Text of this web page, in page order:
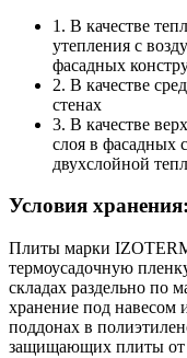
1. В качестве
утепления с
фасадных
2. В качестве
стенах
3. В качестве
слоя в фасадных
двухслойной
Условия хранения:
Плиты марки
термоусадочную
складах раздельно по
хранение под навесом
поддонах в
защищающих плиты от